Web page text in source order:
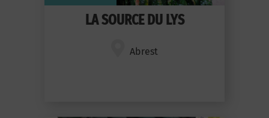
LA SOURCE DU LYS
Abrest